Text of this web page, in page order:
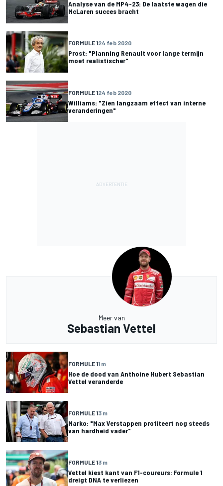
Analyse van de MP4-23: De laatste wagen die
McLaren succes bracht
FORMULE 124 feb 2020
Prost: "Planning Renault voor lange termijn
moet realistischer"
FORMULE 124 feb 2020
Williams: "Zien langzaam effect van interne
veranderingen"
Meer van
Sebastian Vettel
FORMULE 11 m
Hoe de dood van Anthoine Hubert Sebastian
Vettel veranderde
FORMULE 13 m
Marko: "Max Verstappen profiteert nog steeds
van hardheid vader"
FORMULE 13 m
Vettel kiest kant van F1-coureurs: Formule 1
dreigt DNA te verliezen